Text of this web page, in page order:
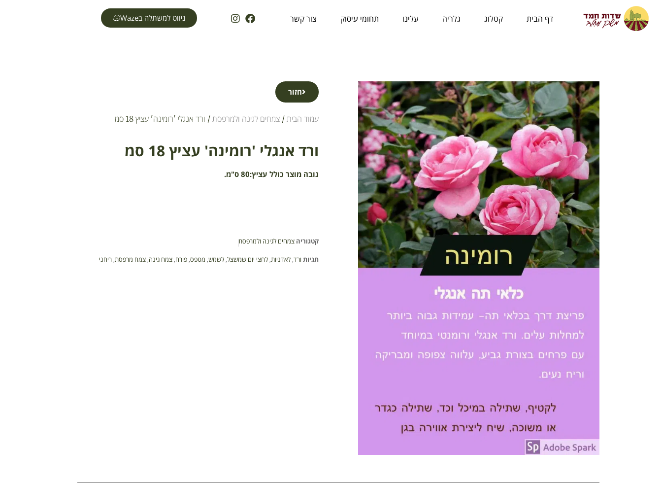
לתוכן
דף הבית קטלוג גלריה עלינו תחומי עיסוק צור קשר ניווט למשתלה בWaze
חזור
עמוד הבית / צמחים לגינה ולמרפסת / ורד אנגלי 'רומינה' עציץ 18 סמ
ורד אנגלי 'רומינה' עציץ 18 סמ
גובה מוצר כולל עציץ:80 ס"מ.
קטגוריה צמחים לגינה ולמרפסת
תגיות ורד, לאדניות, לחצי יום שמשצל, לשמש, מטפס, פורח, צמח גינה, צמח מרפסת, ריחני